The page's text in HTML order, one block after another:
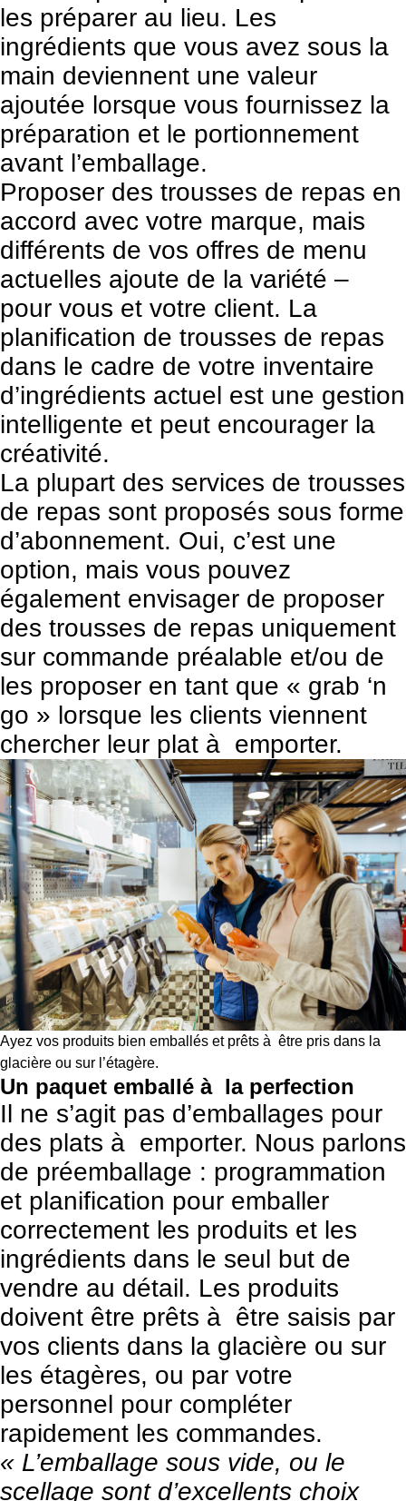
les préparer au lieu. Les
ingrédients que vous avez sous la
main deviennent une valeur
ajoutée lorsque vous fournissez la
préparation et le portionnement
avant l’emballage.
Proposer des trousses de repas en
accord avec votre marque, mais
différents de vos offres de menu
actuelles ajoute de la variété –
pour vous et votre client. La
planification de trousses de repas
dans le cadre de votre inventaire
d’ingrédients actuel est une gestion
intelligente et peut encourager la
créativité.
La plupart des services de trousses
de repas sont proposés sous forme
d’abonnement. Oui, c’est une
option, mais vous pouvez
également envisager de proposer
des trousses de repas uniquement
sur commande préalable et/ou de
les proposer en tant que « grab ‘n
go » lorsque les clients viennent
chercher leur plat à emporter.
Ayez vos produits bien emballés et prêts à être pris dans la
glacière ou sur l’étagère.
Un paquet emballé à la perfection
Il ne s’agit pas d’emballages pour
des plats à emporter. Nous parlons
de préemballage : programmation
et planification pour emballer
correctement les produits et les
ingrédients dans le seul but de
vendre au détail. Les produits
doivent être prêts à être saisis par
vos clients dans la glacière ou sur
les étagères, ou par votre
personnel pour compléter
rapidement les commandes.
« L’emballage sous vide, ou le
scellage sont d’excellents choix